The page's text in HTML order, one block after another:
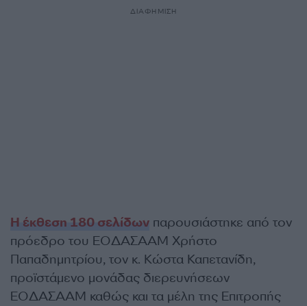
ΔΙΑΦΗΜΙΣΗ
Η έκθεση 180 σελίδων παρουσιάστηκε από τον
πρόεδρο του ΕΟΔΑΣΑΑΜ Χρήστο
Παπαδημητρίου, τον κ. Κώστα Καπετανίδη,
προϊστάμενο μονάδας διερευνήσεων
ΕΟΔΑΣΑΑΜ καθώς και τα μέλη της Επιτροπής